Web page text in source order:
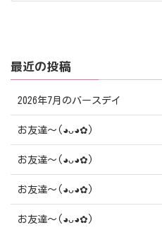
最近の投稿
2026年7月のバースデイ
お友達〜(⁠◕⁠ᴗ⁠◕⁠✿⁠)
お友達〜(⁠◕⁠ᴗ⁠◕⁠✿⁠)
お友達〜(⁠◕⁠ᴗ⁠◕⁠✿⁠)
お友達〜(⁠◕⁠ᴗ⁠◕⁠✿⁠)